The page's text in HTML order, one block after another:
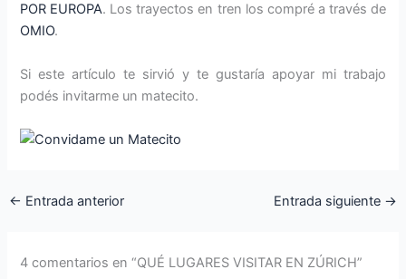
POR EUROPA. Los trayectos en tren los compré a través de
OMIO.
Si este artículo te sirvió y te gustaría apoyar mi trabajo
podés invitarme un matecito.
← Entrada anterior Entrada siguiente →
4 comentarios en “QUÉ LUGARES VISITAR EN ZÚRICH”